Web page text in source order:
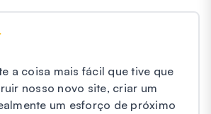
a coisa mais fácil que tive que
nosso novo site, criar um
um esforço de próximo